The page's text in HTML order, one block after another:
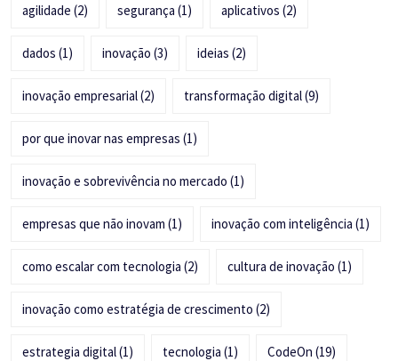
agilidade (2) segurança (1) aplicativos (2)
dados (1) inovação (3) ideias (2)
inovação empresarial(2) transformação digital(9)
por que inovar nas empresas (1)
inovação e sobrevivência no mercado (1)
empresas que não inovam (1) inovação com inteligência (1)
como escalar com tecnologia (2) cultura de inovação (1)
inovação como estratégia de crescimento (2)
estrategia digital(1) tecnologia (1) CodeOn (19)